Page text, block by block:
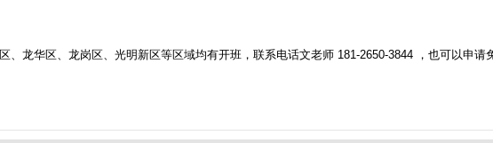
、龙华区、龙岗区、光明新区等区域均有开班，联系电话文老师 181-2650-3844 ，也可以申请